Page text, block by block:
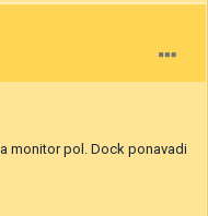
monitor pol. Dock ponavadi